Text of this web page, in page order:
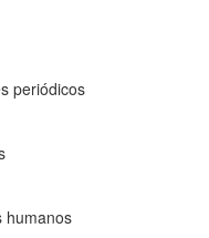
periódicos
humanos